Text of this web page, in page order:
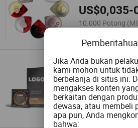
US$0,035-
10.000 Potong
Pabrik
Beraroma Buah
Label Pribadi
US$0,035-
10.000 Potong
Jika Anda bukan
kami mohon untuk
berbelanja di situs ini.
mengakses konten
berkaitan dengan
dewasa, atau membeli
apa pun, Anda
bahwa: